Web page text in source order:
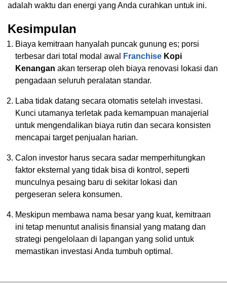
adalah waktu dan energi yang Anda curahkan untuk ini.
Kesimpulan
Biaya kemitraan hanyalah puncak gunung es; porsi
terbesar dari total modal awal
Franchise Kopi
Kenangan akan terserap oleh biaya renovasi lokasi dan
pengadaan seluruh peralatan standar.
Laba tidak datang secara otomatis setelah investasi.
Kunci utamanya terletak pada kemampuan manajerial
untuk mengendalikan biaya rutin dan secara konsisten
mencapai target penjualan harian.
Calon investor harus secara sadar memperhitungkan
faktor eksternal yang tidak bisa di kontrol, seperti
munculnya pesaing baru di sekitar lokasi dan
pergeseran selera konsumen.
Meskipun membawa nama besar yang kuat, kemitraan
ini tetap menuntut analisis finansial yang matang dan
strategi pengelolaan di lapangan yang solid untuk
memastikan investasi Anda tumbuh optimal.